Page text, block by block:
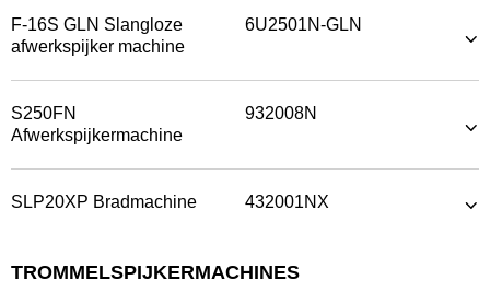
F-16S GLN Slangloze
afwerkspijker machine
6U2501N-GLN
S250FN
Afwerkspijkermachine
932008N
SLP20XP Bradmachine 432001NX
TROMMELSPIJKERMACHINES